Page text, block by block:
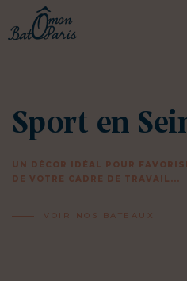
Sport en
UN DÉCOR IDÉAL POUR
DE VOTRE CADRE DE TRAVAIL...
VOIR NOS BATEAUX